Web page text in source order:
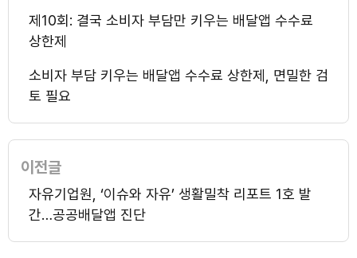
제10회: 결국 소비자 부담만 키우는 배달앱 수수료
상한제
소비자 부담 키우는 배달앱 수수료 상한제, 면밀한 검
토 필요
이전글
자유기업원, ‘이슈와 자유’ 생활밀착 리포트 1호 발
간…공공배달앱 진단